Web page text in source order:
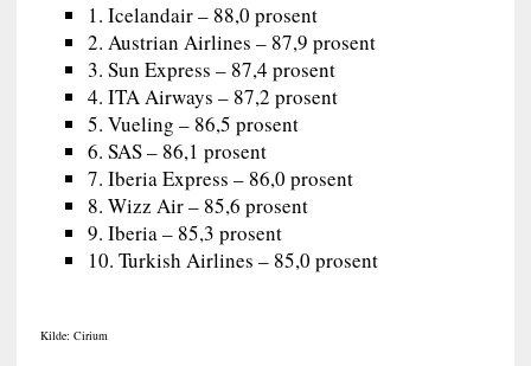
1. Icelandair – 88,0 prosent
2. Austrian Airlines – 87,9 prosent
3. Sun Express – 87,4 prosent
4. ITA Airways – 87,2 prosent
5. Vueling – 86,5 prosent
6. SAS – 86,1 prosent
7. Iberia Express – 86,0 prosent
8. Wizz Air – 85,6 prosent
9. Iberia – 85,3 prosent
10. Turkish Airlines – 85,0 prosent
Kilde: Cirium